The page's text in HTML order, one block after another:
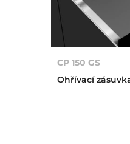
CP 150 GS
Ohřívací